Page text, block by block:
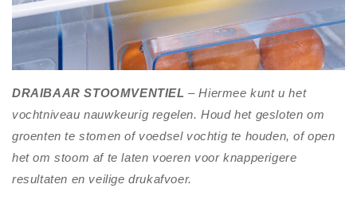
DRAIBAAR STOOMVENTIEL – Hiermee kunt u het
vochtniveau nauwkeurig regelen. Houd het gesloten om
groenten te stomen of voedsel vochtig te houden, of open
het om stoom af te laten voeren voor knapperigere
resultaten en veilige drukafvoer.